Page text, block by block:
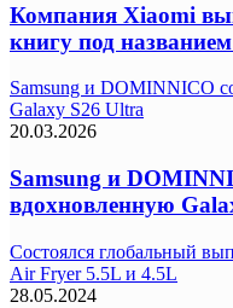
Компания Xiaomi
книгу под
Samsung и DOMINNICO
Galaxy S26 Ultra
20.03.2026
Samsung и
вдохновленную
Состоялся глобальный
Air Fryer 5.5L и 4.5L
28.05.2024